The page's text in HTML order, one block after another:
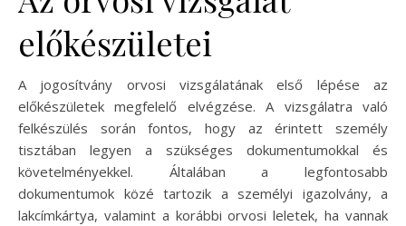
előkészületei
A jogosítvány orvosi vizsgálatának első lépése az
előkészületek megfelelő elvégzése. A vizsgálatra való
felkészülés során fontos, hogy az érintett személy
tisztában legyen a szükséges dokumentumokkal és
követelményekkel. Általában a legfontosabb
dokumentumok közé tartozik a személyi igazolvány, a
lakcímkártya, valamint a korábbi orvosi leletek, ha vannak